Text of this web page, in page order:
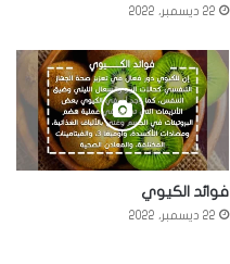
22 ديسمبر، 2022
فوائد الكيوي
22 ديسمبر، 2022